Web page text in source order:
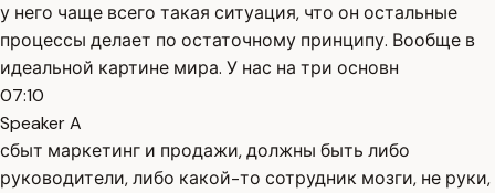
у него чаще всего такая ситуация, что он остальные
процессы делает по остаточному принципу. Вообще в
идеальной картине мира. У нас на три основн
07:10
Speaker A
сбыт маркетинг и продажи, должны быть либо
руководители, либо какой-то сотрудник мозги, не руки,